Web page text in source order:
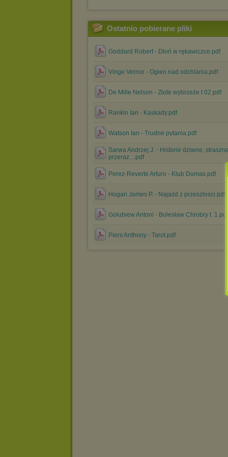
Ostatnio pobierane pliki
Goddard Robert - Dłoń w rękawiczce.pdf
Vinge Vernor - Ogien nad odchlania.pdf
De Mille Nelson - Złote wybrzeże t 02.pdf
Rankin Ian - Kaskady.pdf
Watson Ian - Trudne pytania.pdf
Sarwa Andrzej J. - Historie dziwne,
przeraz....pdf
Perez-Reverte Arturo - Klub Dumas.pdf
Hogan James P. - Najazd z przeszlosci.pdf
Gołubiew Antoni - Bolesław Chrobry t. 1.pdf
Piers Anthony - Tarot.pdf